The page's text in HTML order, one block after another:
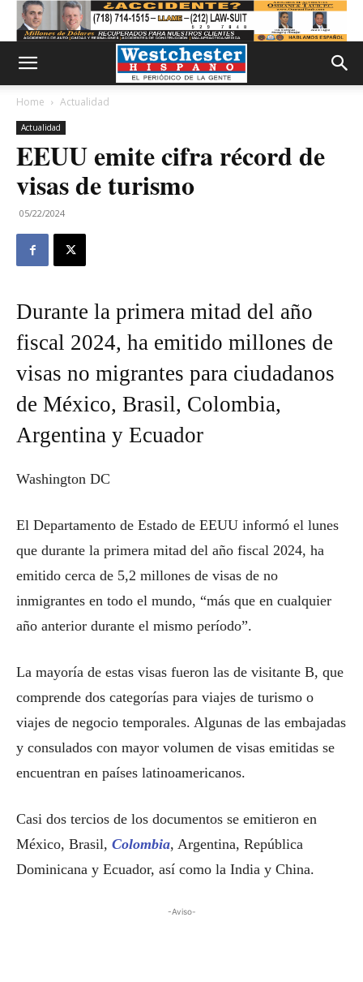
Home Actualidad
Actualidad
EEUU emite cifra récord de
visas de turismo
05/22/2024
Durante la primera mitad del año
fiscal 2024, ha emitido millones de
visas no migrantes para ciudadanos
de México, Brasil, Colombia,
Argentina y Ecuador
Washington DC
El Departamento de Estado de EEUU informó el lunes
que durante la primera mitad del año fiscal 2024, ha
emitido cerca de 5,2 millones de visas de no
inmigrantes en todo el mundo, “más que en cualquier
año anterior durante el mismo período”.
La mayoría de estas visas fueron las de visitante B, que
comprende dos categorías para viajes de turismo o
viajes de negocio temporales. Algunas de las embajadas
y consulados con mayor volumen de visas emitidas se
encuentran en países latinoamericanos.
Casi dos tercios de los documentos se emitieron en
México, Brasil, Colombia, Argentina, República
Dominicana y Ecuador, así como la India y China.
-Aviso-